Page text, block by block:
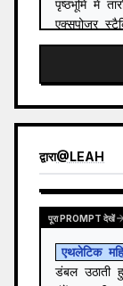
पृष्ठभूमि में
एक्सपोजर
द्वारा@LEAH
पूरा PROMPT देखें
एथलेटिक
डंबल उठाती